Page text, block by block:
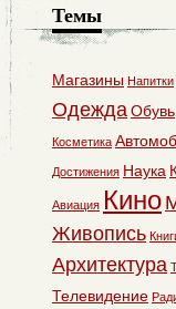
Темы
Магазины Напитки
ОдеждаОбувь
Косметика
Достижения Наука
Авиация Кино
Живопись
Архитектура
Телевидение